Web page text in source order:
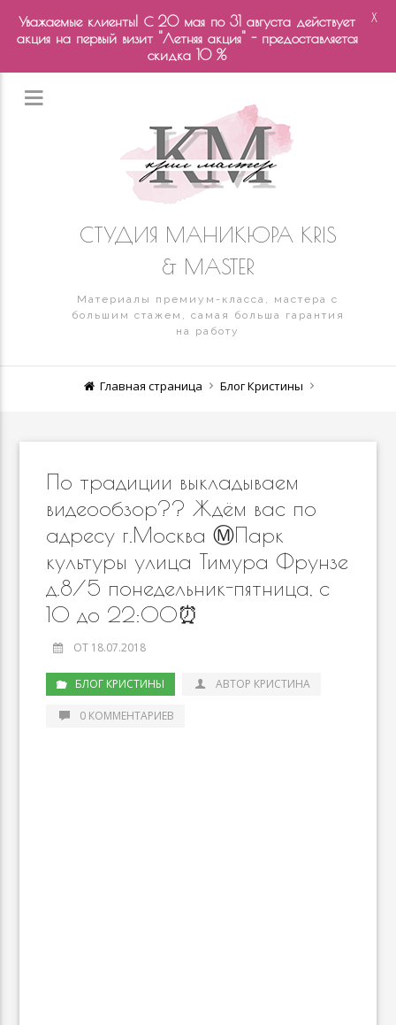
СТУДИЯ МАНИКЮРА KRIS
& MASTER
Материалы премиум-класса, мастера с
большим стажем, самая больша гарантия
на работу
Главная страница Блог Кристины
По традиции выкладываем
видеообзор?? Ждём вас по
адресу г.Москва Ⓜ️Парк
культуры улица Тимура Фрунзе
д.8/5 понедельник-пятница, с
10 до 22:00⏰
ОТ 18.07.2018
БЛОГ КРИСТИНЫ АВТОР КРИСТИНА
0 КОММЕНТАРИЕВ
Уважаемые клиенты! С 20 мая по 31 августа действует
акция на первый визит "Летняя акция" - предоставляется
скидка 10 %
X